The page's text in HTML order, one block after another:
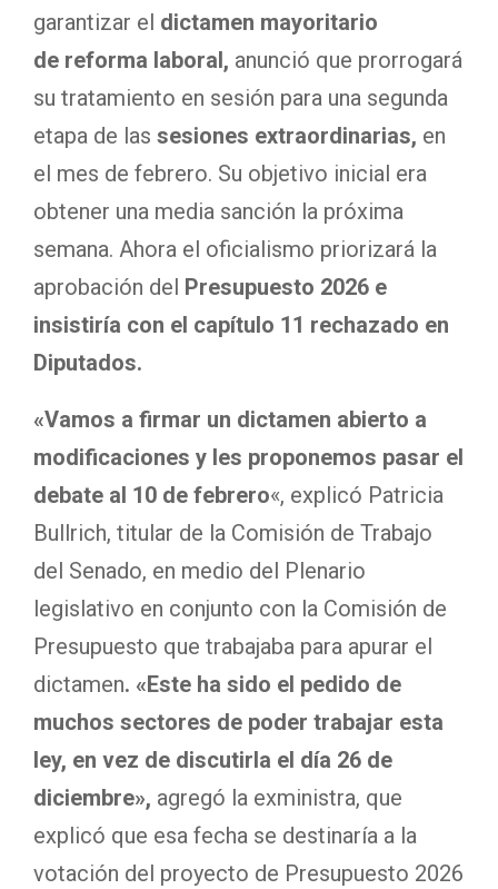
garantizar el dictamen mayoritario
de reforma laboral, anunció que prorrogará
su tratamiento en sesión para una segunda
etapa de las sesiones extraordinarias, en
el mes de febrero. Su objetivo inicial era
obtener una media sanción la próxima
semana. Ahora el oficialismo priorizará la
aprobación del Presupuesto 2026 e
insistiría con el capítulo 11 rechazado en
Diputados.
«Vamos a firmar un dictamen abierto a
modificaciones y les proponemos pasar el
debate al 10 de febrero«, explicó Patricia
Bullrich, titular de la Comisión de Trabajo
del Senado, en medio del Plenario
legislativo en conjunto con la Comisión de
Presupuesto que trabajaba para apurar el
dictamen. «Este ha sido el pedido de
muchos sectores de poder trabajar esta
ley, en vez de discutirla el día 26 de
diciembre», agregó la exministra, que
explicó que esa fecha se destinaría a la
votación del proyecto de Presupuesto 2026